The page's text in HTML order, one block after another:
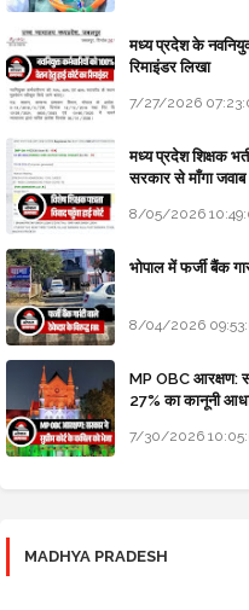
मध्य प्रदेश के
रिमाइंडर लिखा
7/27/2026
मध्य प्रदेश शिक्षक
सरकार से माँगा जवाब
8/05/2026
भोपाल में फर्जी बैंक
8/04/2026
MP OBC आरक्षण:
27% का कानूनी
7/30/2026
MADHYA PRADESH